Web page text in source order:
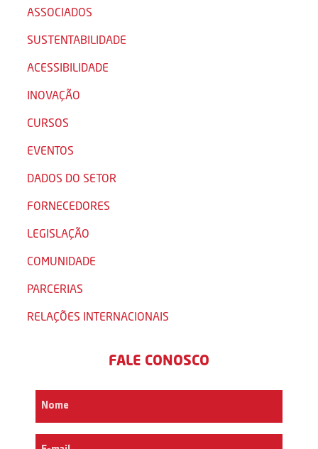
ASSOCIADOS
SUSTENTABILIDADE
ACESSIBILIDADE
INOVAÇÃO
CURSOS
EVENTOS
DADOS DO SETOR
FORNECEDORES
LEGISLAÇÃO
COMUNIDADE
PARCERIAS
RELAÇÕES INTERNACIONAIS
FALE CONOSCO